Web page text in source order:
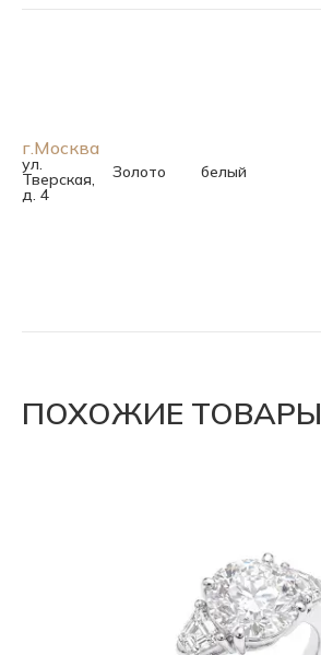
г.Москва
ул.
Тверская,
д. 4
Золото белый
ПОХОЖИЕ ТОВАРЫ